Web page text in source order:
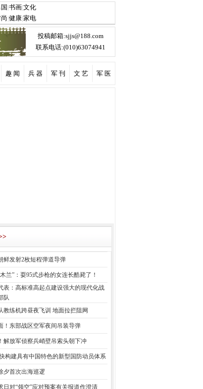
投稿邮箱:sjjs@188.com
联系电话:(010)63074941
趣 闻 兵 器 军 刊 文 艺 军 医